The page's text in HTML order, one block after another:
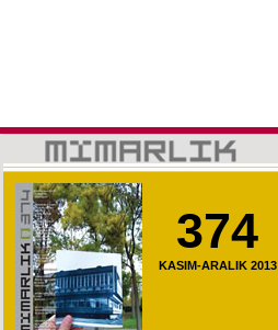
374
KASIM-ARALIK 2013